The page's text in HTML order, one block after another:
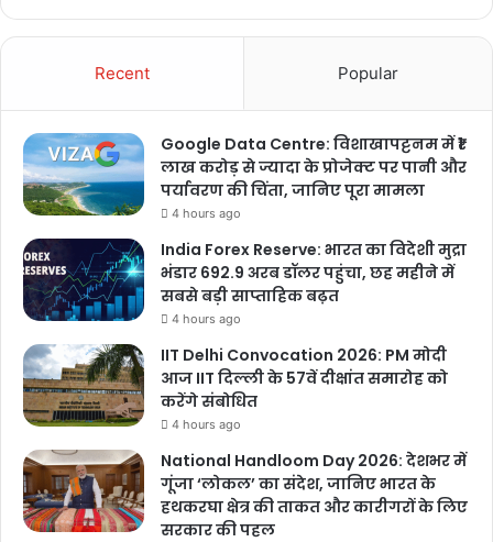
Recent Popular
Google Data Centre: विशाखापट्टनम में ₹1
लाख करोड़ से ज्यादा के प्रोजेक्ट पर पानी और
पर्यावरण की चिंता, जानिए पूरा मामला
4 hours ago
India Forex Reserve: भारत का विदेशी मुद्रा
भंडार 692.9 अरब डॉलर पहुंचा, छह महीने में
सबसे बड़ी साप्ताहिक बढ़त
4 hours ago
IIT Delhi Convocation 2026: PM मोदी
आज IIT दिल्ली के 57वें दीक्षांत समारोह को
करेंगे संबोधित
4 hours ago
National Handloom Day 2026: देशभर में
गूंजा ‘लोकल’ का संदेश, जानिए भारत के
हथकरघा क्षेत्र की ताकत और कारीगरों के लिए
सरकार की पहल